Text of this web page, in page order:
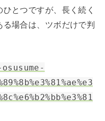
とつですが、長く続く
る場合は、ツボだけで判